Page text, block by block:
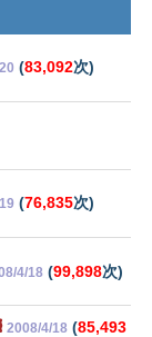
(83,092次)
(76,835次)
4/18 (99,898次)
2008/4/18 (85,493